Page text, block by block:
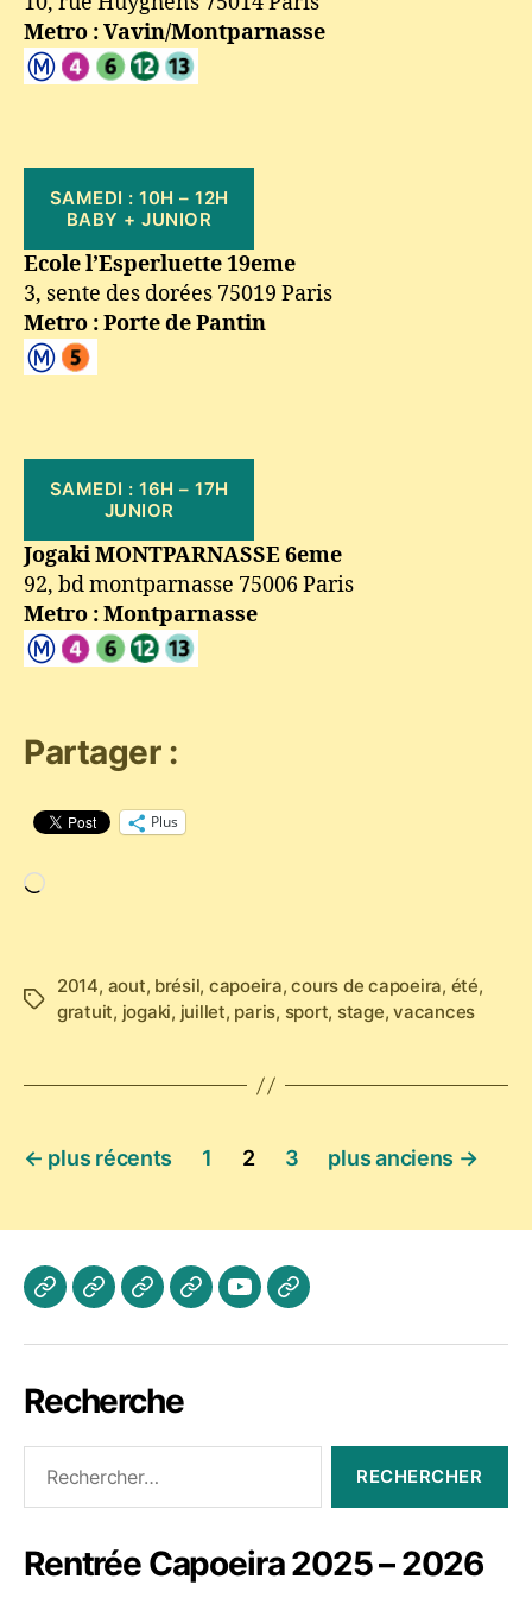
Metro : Vavin/Montparnasse
SAMEDI : 10H – 12H
BABY + JUNIOR
Ecole l’Esperluette 19eme
3, sente des dorées 75019 Paris
Metro : Porte de Pantin
SAMEDI : 16H – 17H
JUNIOR
Jogaki MONTPARNASSE 6eme
92, bd montparnasse 75006 Paris
Metro : Montparnasse
Partager :
Plus
Étiquettes
2014, aout, brésil, capoeira,cours de capoeira, été,
gratuit, jogaki, juillet, paris, sport, stage,vacances
Pagination
publications
← plus récents 1 2 3 plus anciens →
Actualités
Les
A
PhotosVidéoContactez
Recherche
Rentrée Capoeira 2025 – 2026